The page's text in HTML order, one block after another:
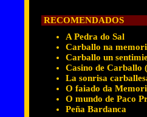
RECOMENDADOS
A Pedra do Sal
Carballo na
Carballo un
Casino de Carballo
La sonrisa
O faiado da
O mundo de Paco
Peña Bardanca